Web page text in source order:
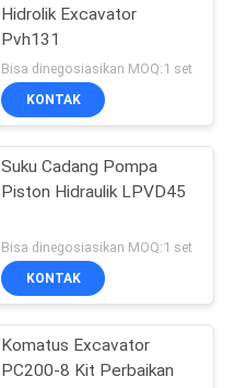
Hidrolik Excavator
Pvh131
Bisa dinegosiasikan MOQ:1 set
KONTAK
Suku Cadang Pompa
Piston Hidraulik LPVD45
Bisa dinegosiasikan MOQ:1 set
KONTAK
Komatus Excavator
PC200-8 Kit Perbaikan